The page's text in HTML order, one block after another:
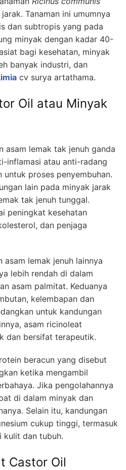
Tanaman ini umumnya
dan subtropis yang pada
minyak dengan kadar 40-
bagi kesehatan, minyak
banyak industri, dan
cv surya artathama.
Oil atau Minyak
asam lemak tak jenuh ganda
inflamasi atau anti-radang
untuk proses penyembuhan.
lain pada minyak jarak
tak jenuh tunggal.
peningkat kesehatan
dan penjaga
asam lemak jenuh lainnya
lebih rendah di dalam
asam palmitat. Keduanya
kelembapan dan
untuk kandungan
asam ricinoleat
dan bersifat terapeutik.
beracun yang disebut
ketika mengambil
Jika pengolahannya
di dalam minyak dan
Selain itu, kandungan
cukup tinggi, termasuk
kulit dan tubuh.
Castor Oil